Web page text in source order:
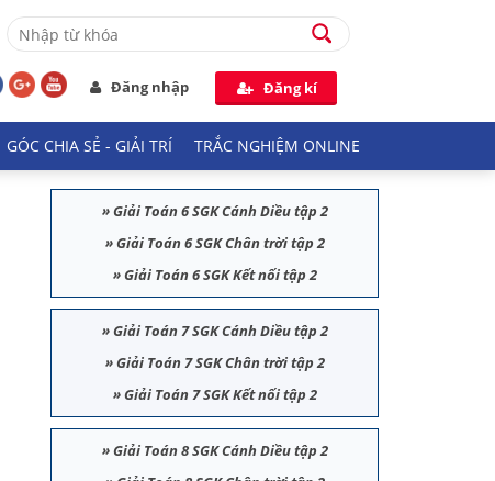
Đăng nhập Đăng kí
GÓC CHIA SẺ - GIẢI TRÍ TRẮC NGHIỆM ONLINE
»Giải Toán 6 SGK Cánh Diều tập 2
»Giải Toán 6 SGK Chân trời tập 2
»Giải Toán 6 SGK Kết nối tập 2
»Giải Toán 7 SGK Cánh Diều tập 2
»Giải Toán 7 SGK Chân trời tập 2
»Giải Toán 7 SGK Kết nối tập 2
»Giải Toán 8 SGK Cánh Diều tập 2